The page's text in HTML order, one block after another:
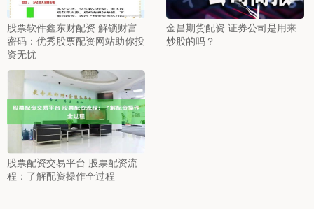
股票软件鑫东财配资 解锁财富
密码：优秀股票配资网站助你投
资无忧
金昌期货配资 证券公司是用来
炒股的吗？
股票配资交易平台 股票配资流
程：了解配资操作全过程